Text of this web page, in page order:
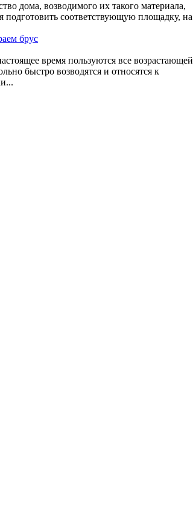
дома, возводимого их такого материала,
подготовить соответствующую площадку, на
брус
время пользуются все возрастающей
быстро возводятся и относятся к